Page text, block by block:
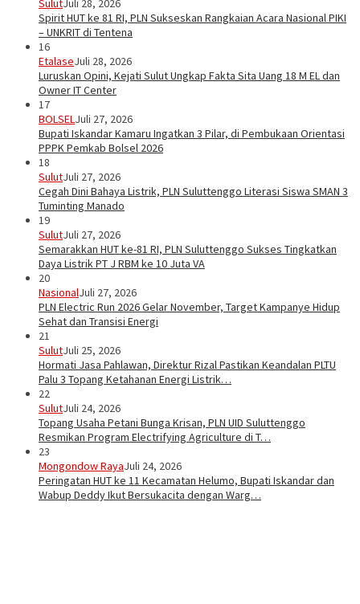
SulutJuli 28, 2026
Spirit HUT ke 81 RI, PLN Sukseskan Rangkaian Acara Nasional PIKI
– UNKRIT di Tentena
16
EtalaseJuli 28, 2026
Luruskan Opini, Kejati Sulut Ungkap Fakta Sita Uang 18 M EL dan
Owner IT Center
17
BOLSELJuli 27, 2026
Bupati Iskandar Kamaru Ingatkan 3 Pilar, di Pembukaan Orientasi
PPPK Pemkab Bolsel 2026
18
SulutJuli 27, 2026
Cegah Dini Bahaya Listrik, PLN Suluttenggo Literasi Siswa SMAN 3
Tuminting Manado
19
SulutJuli 27, 2026
Semarakkan HUT ke-81 RI, PLN Suluttenggo Sukses Tingkatkan
Daya Listrik PT J RBM ke 10 Juta VA
20
NasionalJuli 27, 2026
PLN Electric Run 2026 Gelar November, Target Kampanye Hidup
Sehat dan Transisi Energi
21
SulutJuli 25, 2026
Hormati Jasa Pahlawan, Direktur Rizal Pastikan Keandalan PLTU
Palu 3 Topang Ketahanan Energi Listrik…
22
SulutJuli 24, 2026
Topang Usaha Petani Bunga Krisan, PLN UID Suluttenggo
Resmikan Program Electrifying Agriculture di T…
23
Mongondow RayaJuli 24, 2026
Peringatan HUT ke 11 Kecamatan Helumo, Bupati Iskandar dan
Wabup Deddy Ikut Bersukacita dengan Warg…